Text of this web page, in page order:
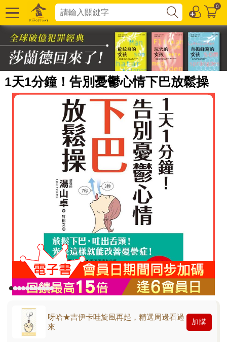
0
1天1分鐘！告別憂鬱心情下巴放鬆操
呀哈★吉伊卡哇旋風再起，精選周邊看過
來
加購